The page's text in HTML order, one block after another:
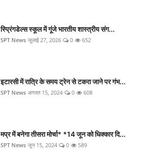
स्प्रिंगडेल्स स्कूल में गूंजे भारतीय शास्त्रीय संग...
SPT News जुलाई 27, 2026 0 652
इटारसी में रात्रि के समय ट्रेन से टकरा जाने पर गंभ...
SPT News अगस्त 15, 2024 0 608
मप्र में बनेगा तीसरा मोर्चा* *14 जून को धिक्कार दि...
SPT News जून 15, 2024 0 589